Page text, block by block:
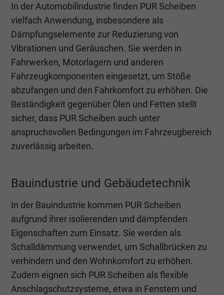
In der Automobilindustrie finden PUR Scheiben
vielfach Anwendung, insbesondere als
Dämpfungselemente zur Reduzierung von
Vibrationen und Geräuschen. Sie werden in
Fahrwerken, Motorlagern und anderen
Fahrzeugkomponenten eingesetzt, um Stöße
abzufangen und den Fahrkomfort zu erhöhen. Die
Beständigkeit gegenüber Ölen und Fetten stellt
sicher, dass PUR Scheiben auch unter
anspruchsvollen Bedingungen im Fahrzeugbereich
zuverlässig arbeiten.
Bauindustrie und Gebäudetechnik
In der Bauindustrie kommen PUR Scheiben
aufgrund ihrer isolierenden und dämpfenden
Eigenschaften zum Einsatz. Sie werden als
Schalldämmung verwendet, um Schallbrücken zu
verhindern und den Wohnkomfort zu erhöhen.
Zudem eignen sich PUR Scheiben als flexible
Anschlagschutzsysteme, etwa in Fenstern und